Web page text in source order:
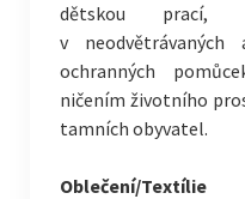
dětskou prací,
v
ochranných
ničením životního
tamních obyvatel.
Oblečení/Textílie